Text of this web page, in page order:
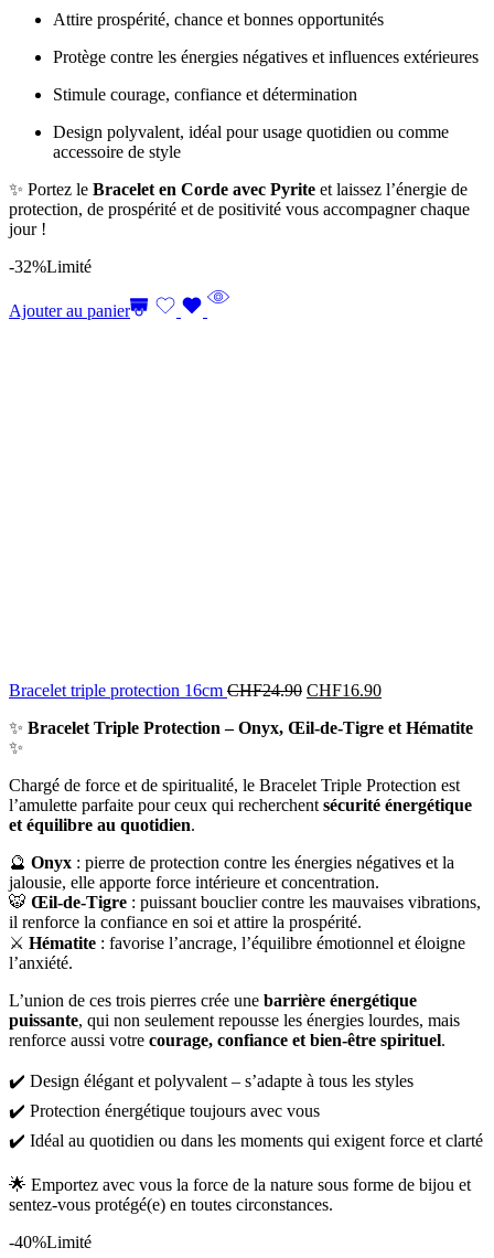
Attire prospérité, chance et bonnes opportunités
Protège contre les énergies négatives et influences extérieures
Stimule courage, confiance et détermination
Design polyvalent, idéal pour usage quotidien ou comme
accessoire de style
✨ Portez le Bracelet en Corde avec Pyrite et laissez l’énergie de
protection, de prospérité et de positivité vous accompagner chaque
jour !
-32%Limité
Ajouter au panier
Bracelet triple protection 16cm CHF24.90 CHF16.90
✨ Bracelet Triple Protection – Onyx, Œil-de-Tigre et Hématite
✨
Chargé de force et de spiritualité, le Bracelet Triple Protection est
l’amulette parfaite pour ceux qui recherchent sécurité énergétique
et équilibre au quotidien.
🔮 Onyx : pierre de protection contre les énergies négatives et la
jalousie, elle apporte force intérieure et concentration.
🐯 Œil-de-Tigre : puissant bouclier contre les mauvaises vibrations,
il renforce la confiance en soi et attire la prospérité.
⚔️ Hématite : favorise l’ancrage, l’équilibre émotionnel et éloigne
l’anxiété.
L’union de ces trois pierres crée une barrière énergétique
puissante, qui non seulement repousse les énergies lourdes, mais
renforce aussi votre courage, confiance et bien-être spirituel.
✔️ Design élégant et polyvalent – s’adapte à tous les styles
✔️ Protection énergétique toujours avec vous
✔️ Idéal au quotidien ou dans les moments qui exigent force et clarté
🌟 Emportez avec vous la force de la nature sous forme de bijou et
sentez-vous protégé(e) en toutes circonstances.
-40%Limité